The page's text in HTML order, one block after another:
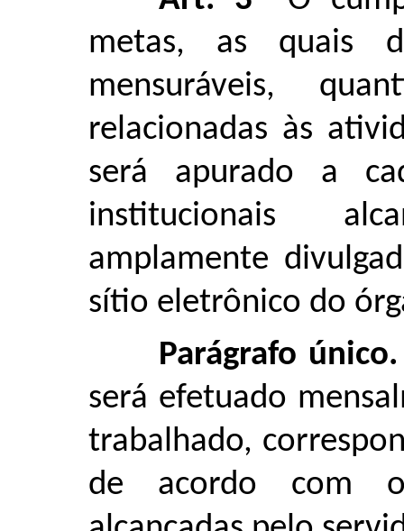
metas, as quais
mensuráveis,
relacionadas às
será apurado a
institucionais
amplamente
sítio eletrônico do
Parágrafo único.
será efetuado
trabalhado,
de acordo com